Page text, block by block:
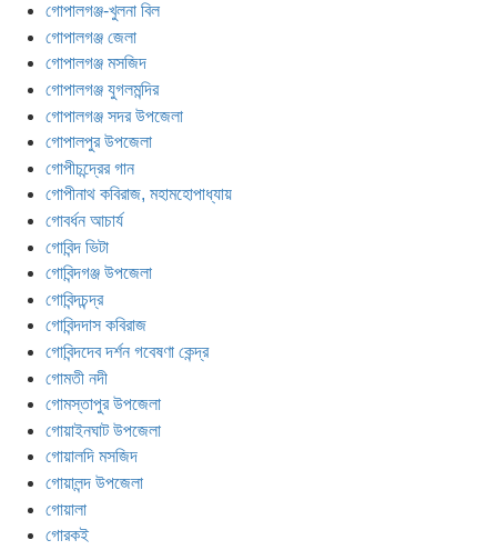
গোপালগঞ্জ-খুলনা বিল
গোপালগঞ্জ জেলা
গোপালগঞ্জ মসজিদ
গোপালগঞ্জ যুগলমন্দির
গোপালগঞ্জ সদর উপজেলা
গোপালপুর উপজেলা
গোপীচন্দ্রের গান
গোপীনাথ কবিরাজ, মহামহোপাধ্যায়
গোবর্ধন আচার্য
গোবিন্দ ভিটা
গোবিন্দগঞ্জ উপজেলা
গোবিন্দচন্দ্র
গোবিন্দদাস কবিরাজ
গোবিন্দদেব দর্শন গবেষণা কেন্দ্র
গোমতী নদী
গোমস্তাপুর উপজেলা
গোয়াইনঘাট উপজেলা
গোয়ালদি মসজিদ
গোয়ালন্দ উপজেলা
গোয়ালা
গোরকই